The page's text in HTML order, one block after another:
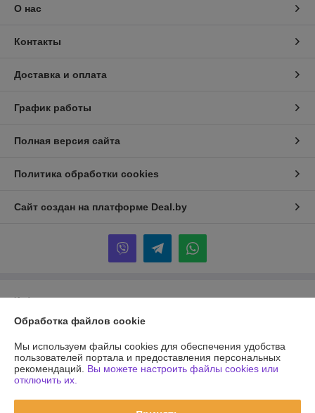
О нас
Контакты
Доставка и оплата
График работы
Полная версия сайта
Политика обработки cookies
Сайт создан на платформе Deal.by
Информация для покупателя
Юридическое лицо:Частное унитарное предприятие «Чайковский
220040, г. Минск, ул. Некрасова, 106-1
Регистрационный номер ЕГР: 192848943
Регистрационный орган: Минский горисполком
Обработка файлов cookie
Мы используем файлы cookies для обеспечения удобства
пользователей портала и предоставления персональных
рекомендаций. Вы можете настроить файлы cookies или
отключить их.